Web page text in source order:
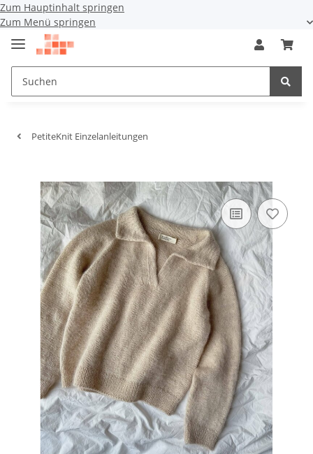
Zum Hauptinhalt springen
Zum Menü springen
PetiteKnit Einzelanleitungen